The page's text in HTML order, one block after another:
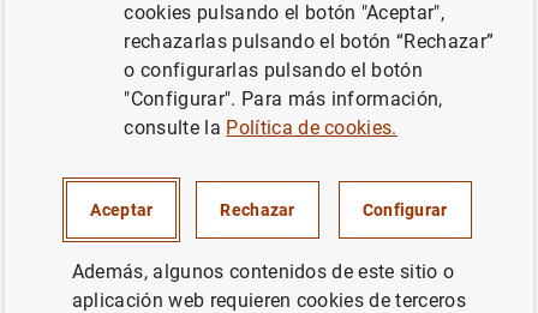
Serie: Boletín Económico.
TIPOS DE CAMBIO
SOCIEDADES NO FINANCIERAS, EMPRESAS
cookies pulsando el botón "Aceptar",
rechazarlas pulsando el botón “Rechazar”
o configurarlas pulsando el botón
"Configurar". Para más información,
consulte la Política de cookies.
Aceptar Rechazar Configurar
Además, algunos contenidos de este sitio o
aplicación web requieren cookies de terceros